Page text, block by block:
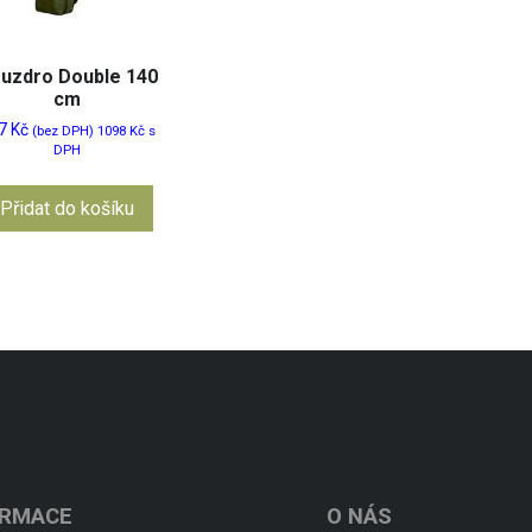
Double 140
cm
Kč (bez DPH)1098 Kč s
DPH
Přidat do košíku
O NÁS